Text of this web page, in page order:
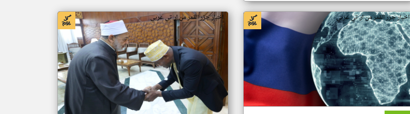
اخبار جزر القمر من ار تي عربي اخبار جزر القمر من ار تي عربي